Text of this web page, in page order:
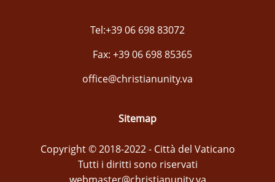
Tel:+39 06 698 83072
Fax: +39 06 698 85365
office@christianunity.va
Sitemap
Copyright © 2018-2022 - Città del Vaticano
Tutti i diritti sono riservati